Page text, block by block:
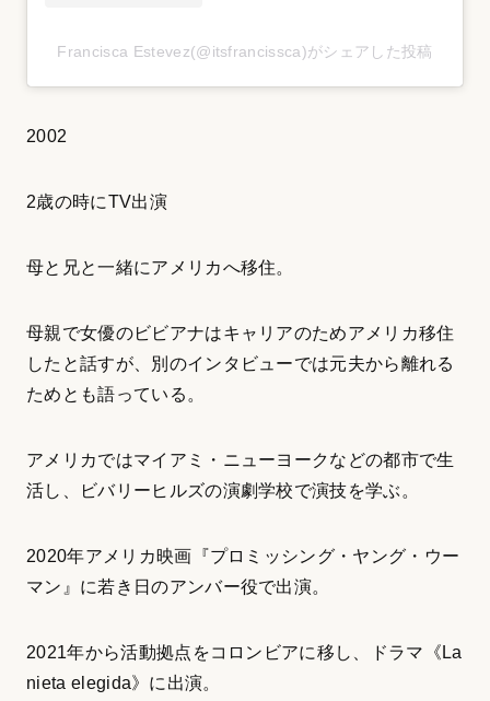
Francisca Estevez(@itsfrancissca)がシェアした投稿
2002
2歳の時にTV出演
母と兄と一緒にアメリカへ移住。
母親で女優のビビアナはキャリアのためアメリカ移住
したと話すが、別のインタビューでは元夫から離れる
ためとも語っている。
アメリカではマイアミ・ニューヨークなどの都市で生
活し、ビバリーヒルズの演劇学校で演技を学ぶ。
2020年アメリカ映画『プロミッシング・ヤング・ウー
マン』に若き日のアンバー役で出演。
2021年から活動拠点をコロンビアに移し、ドラマ《La
nieta elegida》に出演。